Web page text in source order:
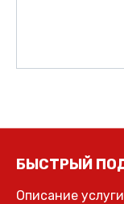
БЫСТРЫЙ
Описание